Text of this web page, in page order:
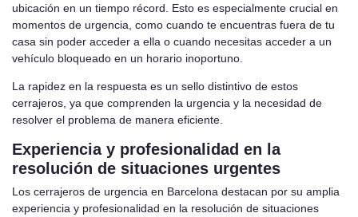
ubicación en un tiempo récord. Esto es especialmente crucial en
momentos de urgencia, como cuando te encuentras fuera de tu
casa sin poder acceder a ella o cuando necesitas acceder a un
vehículo bloqueado en un horario inoportuno.
La rapidez en la respuesta es un sello distintivo de estos
cerrajeros, ya que comprenden la urgencia y la necesidad de
resolver el problema de manera eficiente.
Experiencia y profesionalidad en la
resolución de situaciones urgentes
Los cerrajeros de urgencia en Barcelona destacan por su amplia
experiencia y profesionalidad en la resolución de situaciones